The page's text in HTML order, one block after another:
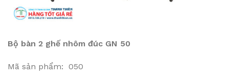
Bộ bàn 2 ghế nhôm đúc GN 50
Mã sản phẩm: 050